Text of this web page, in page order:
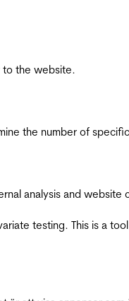
to the website.
the number of
analysis and website
testing. This is a